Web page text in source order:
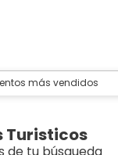
más vendidos
Turisticos